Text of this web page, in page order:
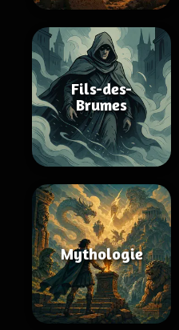
Fils-des-
Brumes
Mythologie